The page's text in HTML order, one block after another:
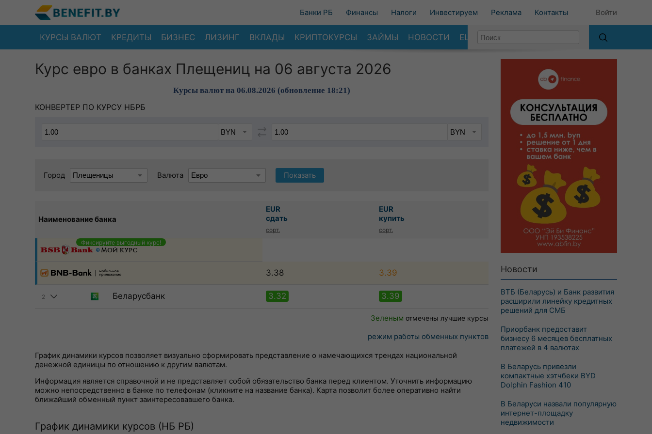
Банки РБ Финансы Налоги Инвестируем Реклама Контакты Войти
КУРСЫ ВАЛЮТ КРЕДИТЫ БИЗНЕС ЛИЗИНГ ВКЛАДЫ КРИПТОКУРСЫ ЗАЙМЫ НОВОСТИ ЕЩЕ
Курс евро в банках Плещениц на 06 августа 2026
Курсы валют на 06.08.2026 (обновление 18:21)
КОНВЕРТЕР ПО КУРСУ НБРБ
Город Валюта Показать
Наименование банка
EUR
сдать
сорт.
EUR
купить
сорт.
Фиксируйте выгодный курс!
3.38 3.39
2 Беларусбанк 3.32 3.39
Зеленым отмечены лучшие курсы
режим работы обменных пунктов
График динамики курсов позволяет визуально сформировать представление о намечающихся трендах национальной
денежной единицы по отношению к другим валютам.
Информация является справочной и не представляет собой обязательство банка перед клиентом. Уточнить информацию
можно непосредственно в банке по телефонам (кликните на название банка). Карта позволит более оперативно найти
ближайший обменный пункт заинтересовавшего банка.
График динамики курсов (НБ РБ)
Новости
ВТБ (Беларусь) и Банк развития
расширили линейку кредитных
решений для СМБ
Приорбанк предоставит
бизнесу 6 месяцев бесплатных
платежей в 4 валютах
В Беларусь привезли
компактные хэтчбеки BYD
Dolphin Fashion 410
В Беларуси назвали популярную
интернет-площадку
недвижимости